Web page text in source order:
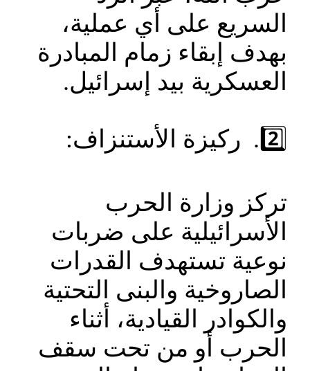
السريع على أي عملية،
بهدف إبقاء زمام المبادرة
العسكرية بيد إسرائيل.
2️⃣. ركيزة الأستنزاف:
تركز وزارة الحرب
الأسرائيلية على ضربات
نوعية تستهدف القدرات
الصاروخية والبنى التحتية
والكوادر القيادية، أثناء
الحرب أو من تحت سقف